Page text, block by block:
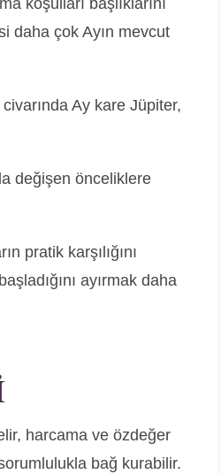
koşulları başlıklarını
daha çok Ayın mevcut
Ay kare Jüpiter,
değişen önceliklere
pratik karşılığını
ayırmak daha
harcama ve özdeğer
bağ kurabilir.